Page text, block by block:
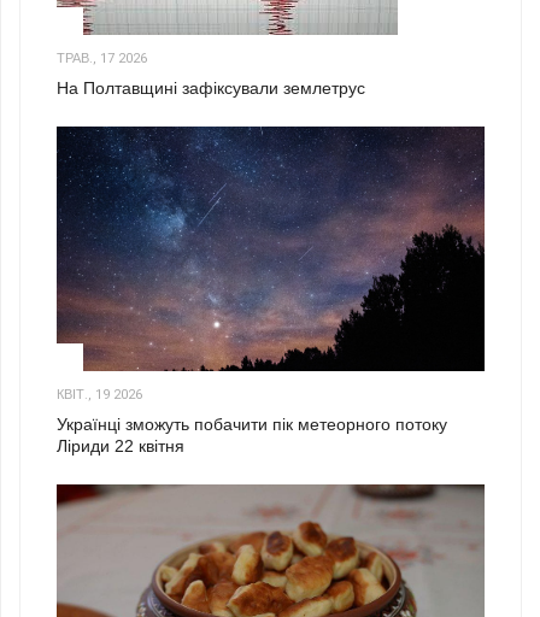
ТРАВ., 17 2026
На Полтавщині зафіксували землетрус
КВІТ., 19 2026
Українці зможуть побачити пік метеорного потоку
Ліриди 22 квітня